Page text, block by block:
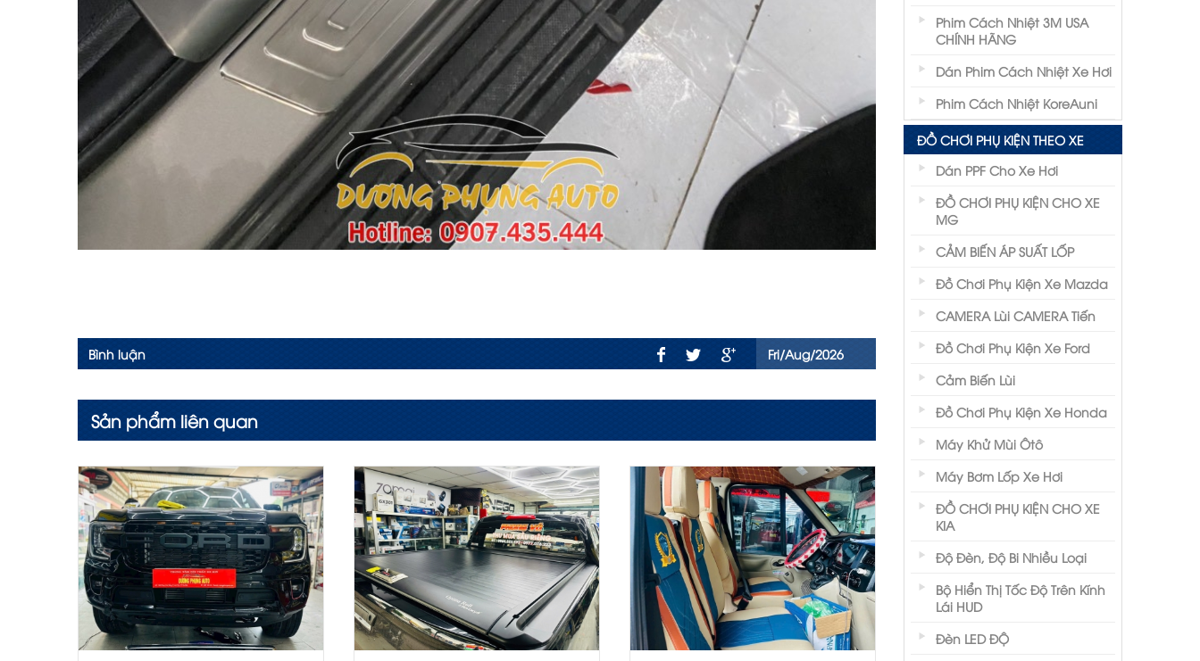
Bình luận Fri/Aug/2026
Sản phẩm liên quan
Phim Cách Nhiệt 3M USA
CHÍNH HÃNG
Dán Phim Cách Nhiệt Xe Hơi
Phim Cách Nhiệt KoreAuni
ĐỒ CHƠI PHỤ KIỆN THEO XE
Dán PPF Cho Xe Hơi
ĐỒ CHƠI PHỤ KIỆN CHO XE
MG
CẢM BIẾN ÁP SUẤT LỐP
Đồ Chơi Phụ Kiện Xe Mazda
CAMERA Lùi CAMERA Tiến
Đồ Chơi Phụ Kiện Xe Ford
Cảm Biến Lùi
Đồ Chơi Phụ Kiện Xe Honda
Máy Khử Mùi Ôtô
Máy Bơm Lốp Xe Hơi
ĐỒ CHƠI PHỤ KIỆN CHO XE
KIA
Độ Đèn, Độ Bi Nhiều Loại
Bộ Hiển Thị Tốc Độ Trên Kính
Lái HUD
Đèn LED ĐỘ